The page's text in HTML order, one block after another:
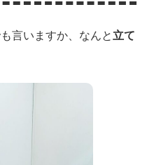
言いますか、なんと 立て